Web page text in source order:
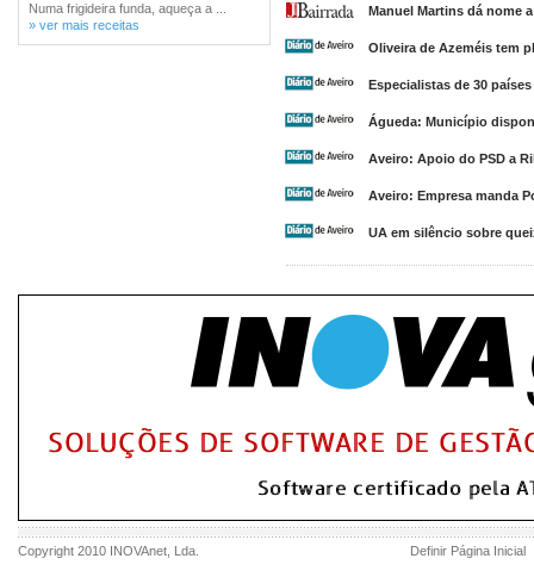
Numa frigideira funda, aqueça a ...
» ver mais receitas
Manuel Martins dá nome
Oliveira de Azeméis tem
Especialistas de 30
Águeda: Município
Aveiro: Apoio do PSD a
Aveiro: Empresa manda
UA em silêncio sobre
Copyright 2010 INOVAnet , Lda. Definir Página Inicial